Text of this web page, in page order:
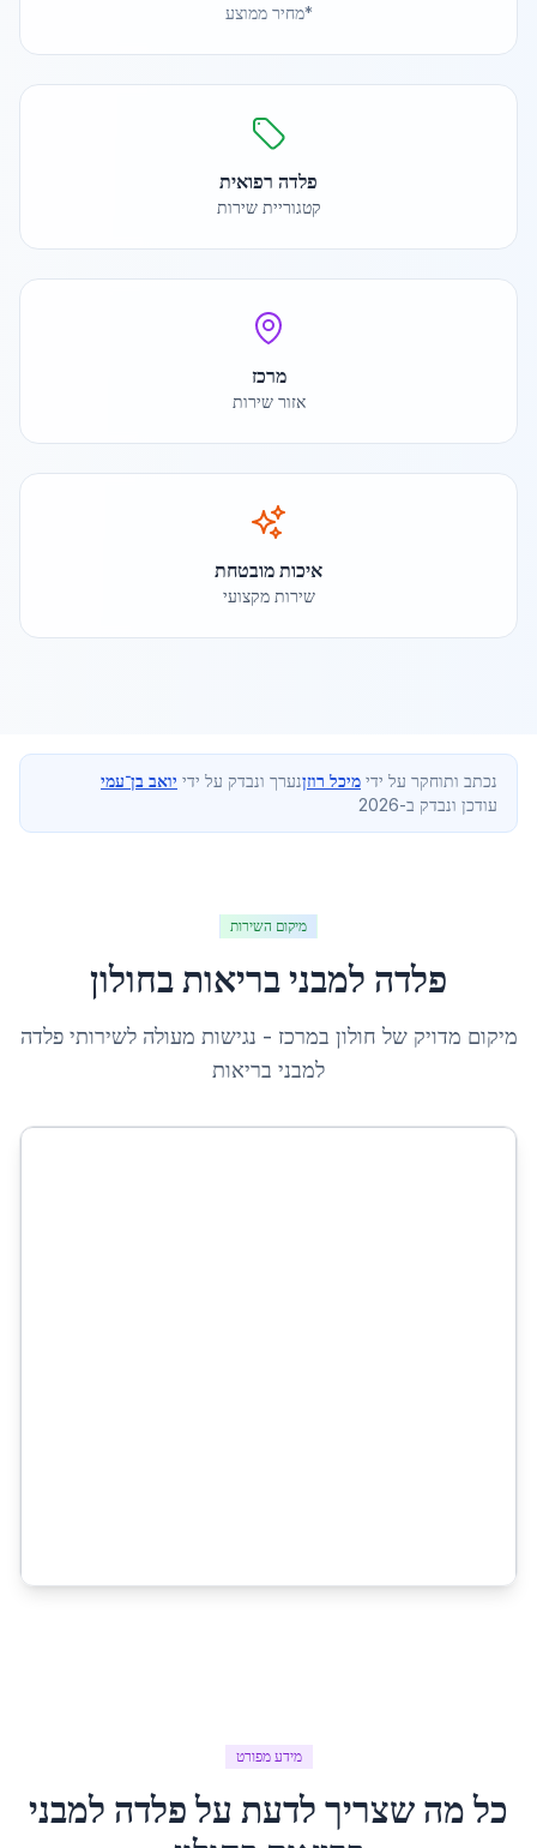
*מחיר ממוצע
פלדה רפואית
קטגוריית שירות
מרכז
אזור שירות
איכות מובטחת
שירות מקצועי
נכתב ותוחקר על ידי מיכל רוזןנערך ונבדק על ידי יואב בן־עמי
עודכן ונבדק ב-2026
מיקום השירות
פלדה למבני בריאות בחולון
מיקום מדויק של חולון במרכז - נגישות מעולה לשירותיפלדה
למבני בריאות
מידע מפורט
כל מה שצריך לדעת עלפלדה למבני